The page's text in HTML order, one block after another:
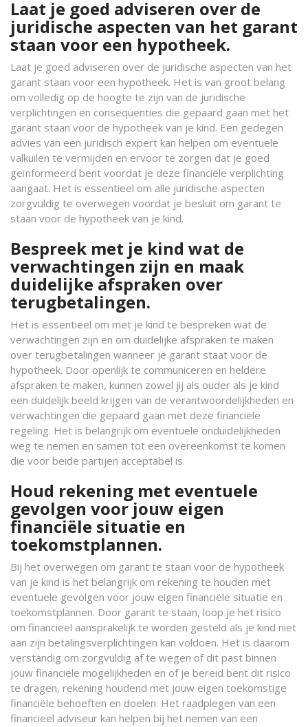
Laat je goed adviseren over de
juridische aspecten van het garant
staan voor een hypotheek.
Laat je goed adviseren over de juridische aspecten van het
garant staan voor een hypotheek. Het is van groot belang
om volledig op de hoogte te zijn van de juridische
verplichtingen en consequenties die gepaard gaan met het
garant staan voor de hypotheek van je kind. Een gedegen
advies van een juridisch expert kan helpen om eventuele
valkuilen te vermijden en ervoor te zorgen dat je goed
geïnformeerd bent voordat je deze financiële verplichting
aangaat. Het is essentieel om alle juridische aspecten
zorgvuldig te overwegen voordat je besluit om garant te
staan voor de hypotheek van je kind.
Bespreek met je kind wat de
verwachtingen zijn en maak
duidelijke afspraken over
terugbetalingen.
Het is essentieel om met je kind te bespreken wat de
verwachtingen zijn en om duidelijke afspraken te maken
over terugbetalingen wanneer je garant staat voor de
hypotheek. Door openlijk te communiceren en heldere
afspraken te maken, kunnen zowel jij als ouder als je kind
een duidelijk beeld krijgen van de verantwoordelijkheden en
verwachtingen die gepaard gaan met deze financiële
regeling. Het is belangrijk om eventuele onduidelijkheden
weg te nemen en samen tot een overeenkomst te komen
die voor beide partijen acceptabel is.
Houd rekening met eventuele
gevolgen voor jouw eigen
financiële situatie en
toekomstplannen.
Bij het overwegen om garant te staan voor de hypotheek
van je kind is het belangrijk om rekening te houden met
eventuele gevolgen voor jouw eigen financiële situatie en
toekomstplannen. Door garant te staan, loop je het risico
om financieel aansprakelijk te worden gesteld als je kind niet
aan zijn betalingsverplichtingen kan voldoen. Het is daarom
verstandig om zorgvuldig af te wegen of dit past binnen
jouw financiële mogelijkheden en of je bereid bent dit risico
te dragen, rekening houdend met jouw eigen toekomstige
financiële behoeften en doelen. Het raadplegen van een
financieel adviseur kan helpen bij het nemen van een